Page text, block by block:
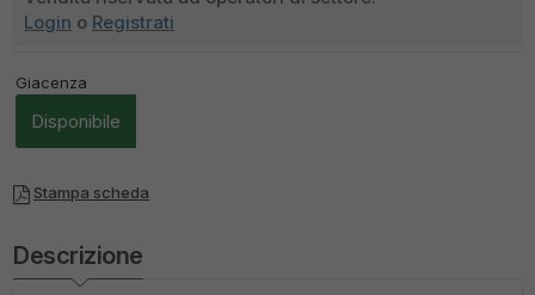
Login o Registrati
Giacenza
Disponibile
Stampa scheda
Descrizione